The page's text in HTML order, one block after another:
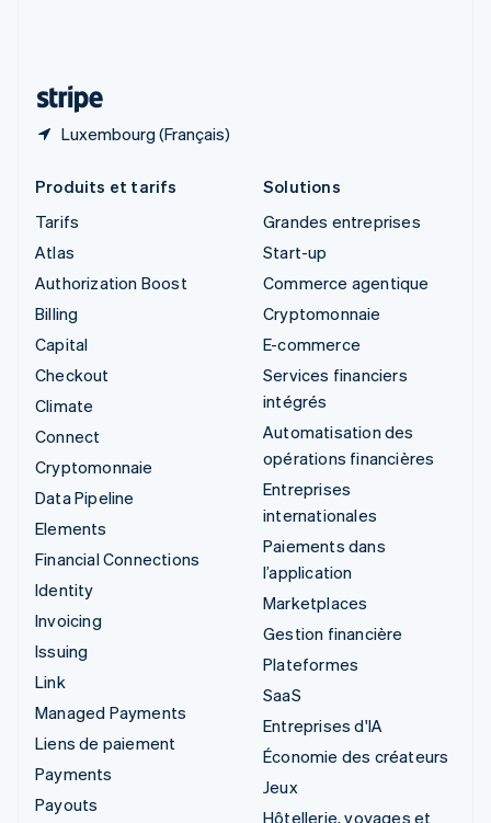
Luxembourg (Français)
Produits et tarifs
Tarifs
Atlas
Authorization Boost
Billing
Capital
Checkout
Climate
Connect
Cryptomonnaie
Data Pipeline
Elements
Financial Connections
Identity
Invoicing
Issuing
Link
Managed Payments
Liens de paiement
Payments
Payouts
Solutions
Grandes entreprises
Start-up
Commerce agentique
Cryptomonnaie
E-commerce
Services financiers
intégrés
Automatisation des
opérations financières
Entreprises
internationales
Paiements dans
l’application
Marketplaces
Gestion financière
Plateformes
SaaS
Entreprises d'IA
Économie des créateurs
Jeux
Hôtellerie, voyages et